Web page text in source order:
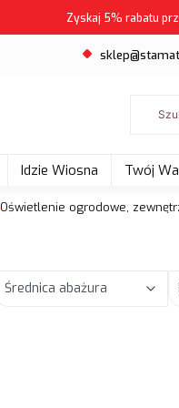
Zyskaj 5% rabatu
Idzie Wiosna Twój
Oświetlenie ogrodowe,
Średnica abażura